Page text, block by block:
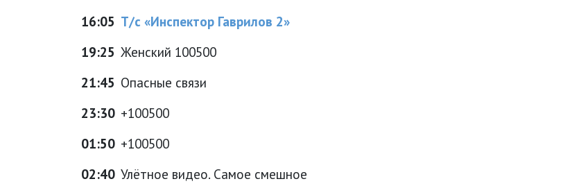
16:05 Т/с «Инспектор Гаврилов 2»
19:25 Женский 100500
21:45 Опасные связи
23:30 +100500
01:50 +100500
02:40 Улётное видео. Самое смешное